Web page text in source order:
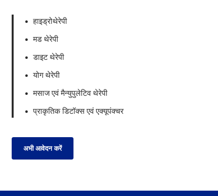
हाइड्रोथेरेपी
मड थेरेपी
डाइट थेरेपी
योग थेरेपी
मसाज एवं मैन्युपुलेटिव थेरेपी
प्राकृतिक डिटॉक्स एवं एक्यूपंक्चर
अभी आवेदन करें